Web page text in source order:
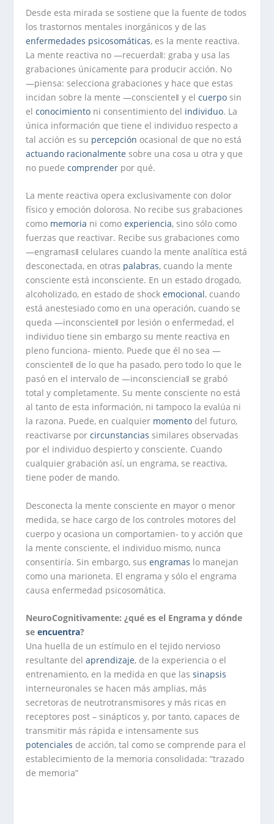
Desde esta mirada se sostiene que la fuente de todos
los trastornos mentales inorgánicos y de las
enfermedades psicosomáticas, es la mente reactiva.
La mente reactiva no ―recuerda‖: graba y usa las
grabaciones únicamente para producir acción. No
―piensa: selecciona grabaciones y hace que estas
incidan sobre la mente ―consciente‖ y elcuerpo sin
elconocimiento ni consentimiento del individuo. La
única información que tiene el individuo respecto a
tal acción es su percepción ocasional de que no está
actuando racionalmente sobre una cosa u otra y que
no puedecomprender por qué.
La mente reactiva opera exclusivamente con dolor
físico y emoción dolorosa. No recibe sus grabaciones
como memoria ni comoexperiencia, sino sólo como
fuerzas que reactivar. Recibe sus grabaciones como
―engramas‖ celulares cuando la mente analítica está
desconectada, en otras palabras, cuando la mente
consciente está inconsciente. En un estado drogado,
alcoholizado, en estado de shockemocional, cuando
está anestesiado como en una operación, cuando se
queda ―inconsciente‖ por lesión o enfermedad, el
individuo tiene sin embargo su mente reactiva en
pleno funciona- miento. Puede que él no sea ―
consciente‖ de lo que ha pasado, pero todo lo que le
pasó en el intervalo de ―inconsciencia‖ se grabó
total y completamente. Su mente consciente no está
al tanto de esta información, ni tampoco la evalúa ni
la razona. Puede, en cualquier momento del futuro,
reactivarse porcircunstancias similares observadas
por el individuo despierto y consciente. Cuando
cualquier grabación así, un engrama, se reactiva,
tiene poder de mando.
Desconecta la mente consciente en mayor o menor
medida, se hace cargo de los controles motores del
cuerpo y ocasiona un comportamien- to y acción que
la mente consciente, el individuo mismo, nunca
consentiría. Sin embargo, susengramas lo manejan
como una marioneta. El engrama y sólo el engrama
causa enfermedad psicosomática.
NeuroCognitivamente: ¿qué es el Engrama y dónde
seencuentra?
Una huella de un estímulo en el tejido nervioso
resultante delaprendizaje, de la experiencia o el
entrenamiento, en la medida en que lassinapsis
interneuronales se hacen más amplias, más
secretoras de neutrotransmisores y más ricas en
receptores post – sinápticos y, por tanto, capaces de
transmitir más rápida e intensamente sus
potenciales de acción, tal como se comprende para el
establecimiento de la memoria consolidada: “trazado
de memoria”